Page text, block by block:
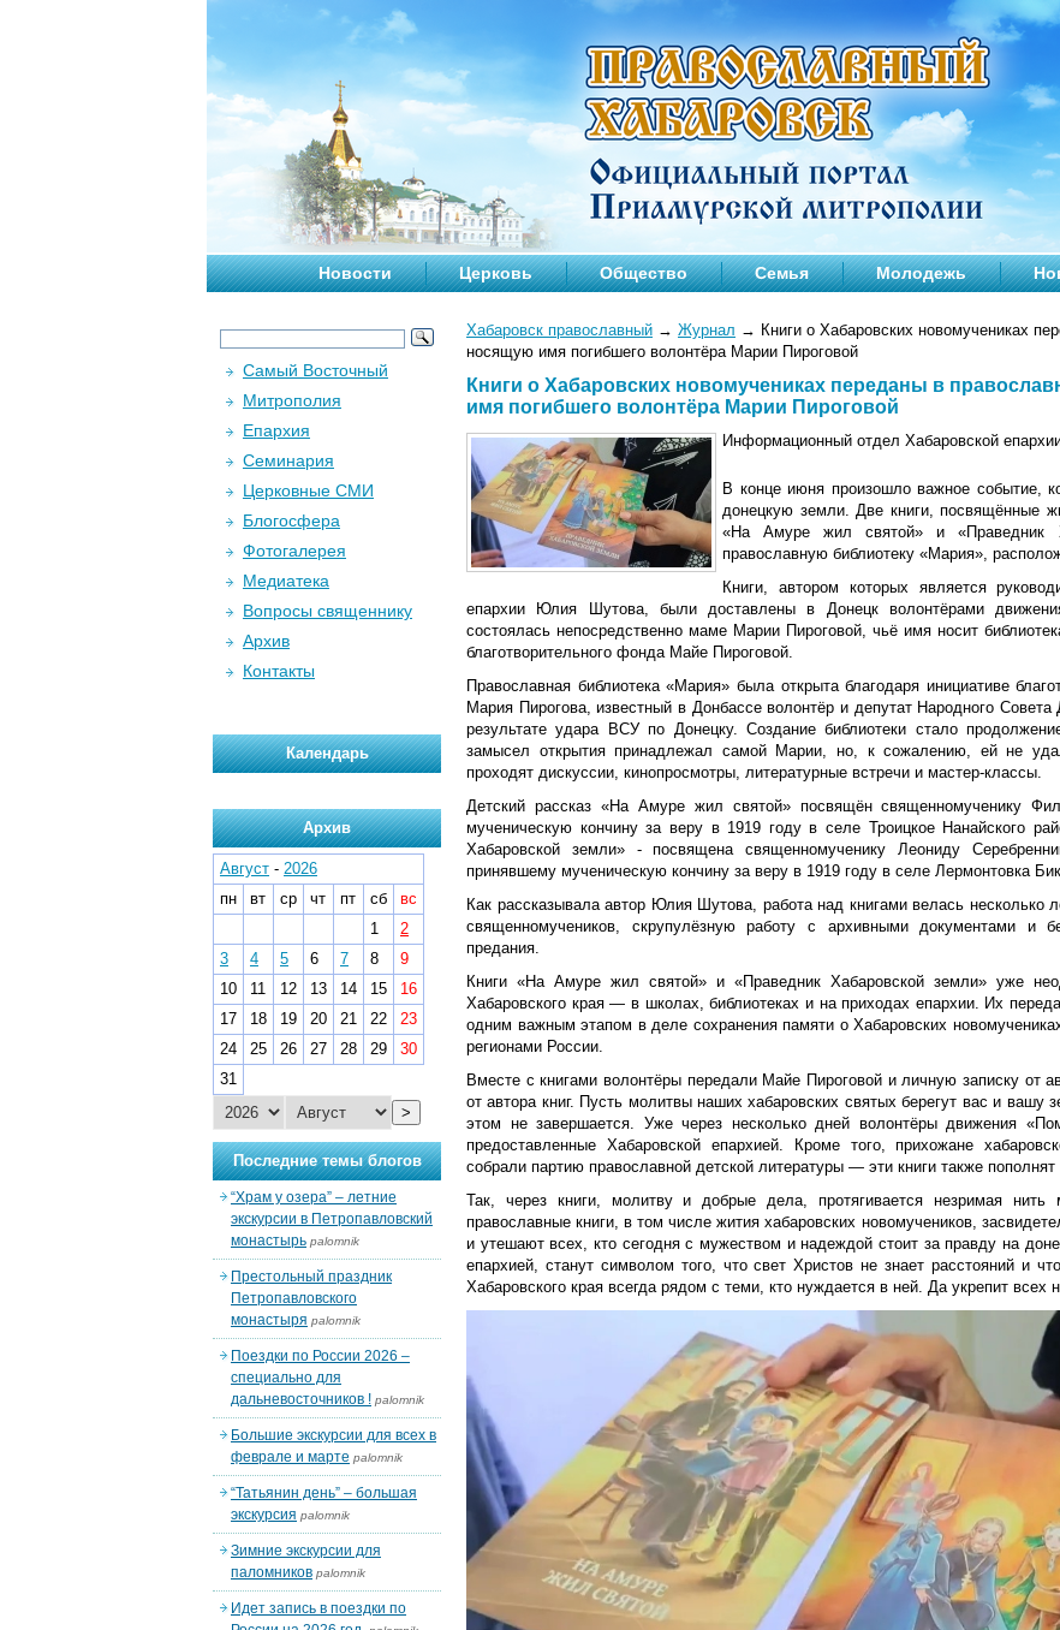
Новости Церковь Общество Семья Молодежь
Хабаровск православный → Журнал → Книги о Хабаровских новомучениках
носящую имя погибшего волонтёра Марии Пироговой
Книги о Хабаровских новомучениках переданы в
имя погибшего волонтёра Марии Пироговой
Информационный отдел Хабаровской
В конце июня произошло важное событие,
донецкую земли. Две книги, посвящённые
«На Амуре жил святой» и
православную библиотеку «Мария»,
Книги, автором которых является
епархии Юлия Шутова, были доставлены в Донецк волонтёрами
состоялась непосредственно маме Марии Пироговой, чьё имя носит
благотворительного фонда Майе Пироговой.
Православная библиотека «Мария» была открыта благодаря инициативе
Мария Пирогова, известный в Донбассе волонтёр и депутат Народного
результате удара ВСУ по Донецку. Создание библиотеки стало
замысел открытия принадлежал самой Марии, но, к сожалению, ей не
проходят дискуссии, кинопросмотры, литературные встречи и мастер-классы.
Детский рассказ «На Амуре жил святой» посвящён священномученику
мученическую кончину за веру в 1919 году в селе Троицкое Нанайского
Хабаровской земли» - посвящена священномученику Леониду
принявшему мученическую кончину за веру в 1919 году в селе Лермонтовка
Как рассказывала автор Юлия Шутова, работа над книгами велась несколько
священномучеников, скрупулёзную работу с архивными документами и
предания.
Книги «На Амуре жил святой» и «Праведник Хабаровской земли» уже
Хабаровского края — в школах, библиотеках и на приходах епархии. Их
одним важным этапом в деле сохранения памяти о Хабаровских
регионами России.
Вместе с книгами волонтёры передали Майе Пироговой и личную записку
от автора книг. Пусть молитвы наших хабаровских святых берегут вас и вашу
этом не завершается. Уже через несколько дней волонтёры движения
предоставленные Хабаровской епархией. Кроме того, прихожане
собрали партию православной детской литературы — эти книги также
Так, через книги, молитву и добрые дела, протягивается незримая
православные книги, в том числе жития хабаровских новомучеников,
и утешают всех, кто сегодня с мужеством и надеждой стоит за правду на
епархией, станут символом того, что свет Христов не знает расстояний и
Хабаровского края всегда рядом с теми, кто нуждается в ней. Да укрепит всех
Самый Восточный
Митрополия
Епархия
Семинария
Церковные СМИ
Блогосфера
Фотогалерея
Медиатека
Вопросы священнику
Архив
Контакты
Календарь
Архив
Август - 2026
пн
вт ср чт пт сб
вс
1
2
3
4 5 6 7 8
9
10
11 12 13 14 15
16
17
18 19 20 21 22
23
24
25 26 27 28 29
30
31
>
Последние темы блогов
“Храм у озера” – летние
экскурсии в Петропавловский
монастырь palomnik
Престольный праздник
Петропавловского
монастыря palomnik
Поездки по России 2026 –
специально для
дальневосточников ! palomnik
Большие экскурсии для всех в
феврале и марте palomnik
“Татьянин день” – большая
экскурсия palomnik
Зимние экскурсии для
паломников palomnik
Идет запись в поездки по